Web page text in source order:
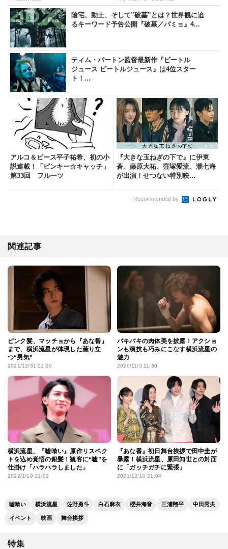
陰宅、動土、そして”破墓”とは？世界観に迫
るキーワード予告公開『破墓／パミョ』4...
ティム・バートン監督最新作『ビートル
ジュース ビートルジュース』は4位スター
ト！...
アルコ＆ピース平子祐希、初の小
説連載！「ピンキー☆キャッチ」
第33回 フルーツ
『大きな玉ねぎの下で』に伊東
蒼、藤原大祐、窪塚愛流、瀧七海
が出演！せつない特別映...
Recommended by
関連記事
ピンク髪、マッチョから『あな番』
まで、横浜流星が体現した薫り立
つ“男気”
2021/12/31 21:30
バキバキの肉体美を披露！アクショ
ンも演技も巧みにこなす横浜流星の
魅力
2020/11/3 11:30
横浜流星、『嘘喰い』原作リスペク
トを込め覚悟の銀髪！観客に“嘘”を
仕掛け「ハラハラしました」
2022/1/19 21:02
『あな番』初日舞台挨拶で田中圭が
暴露！横浜流星、原田知世との対面
に「ガッチガチに緊張」
2021/12/10 21:04
嘘喰い 横浜流星 佐野勇斗 白石麻衣 櫻井海音 三浦翔平 中田秀夫
イベント 映画 舞台挨拶
特集